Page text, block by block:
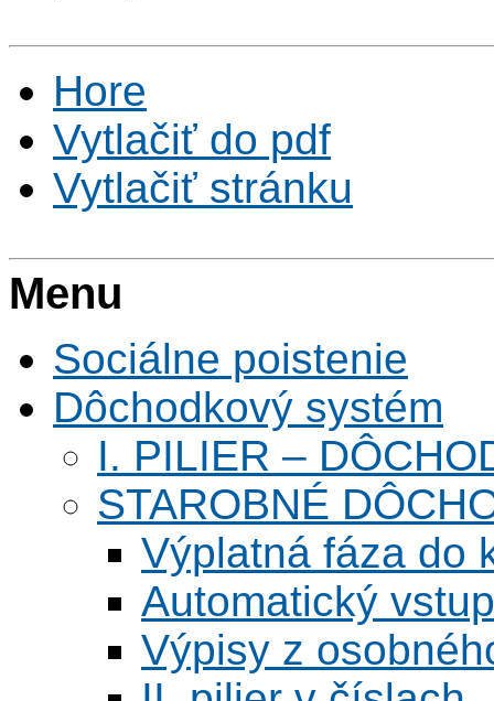
Hore
Vytlačiť do pdf
Vytlačiť stránku
Menu
Sociálne poistenie
Dôchodkový systém
I. PILIER –
STAROBNÉ
Výplatná fáza do
Automatický vstup
Výpisy z